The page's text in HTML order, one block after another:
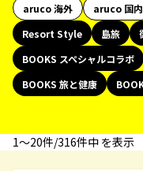
aruco 海外
aruco 国内
Resort Style
島旅
BOOKS スペシャルコラボ
BOOKS 旅と健康
1〜20件/316件中 を表示